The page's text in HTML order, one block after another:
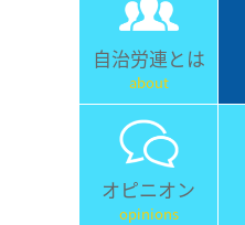
自治労連とは
about
オピニオン
opinions